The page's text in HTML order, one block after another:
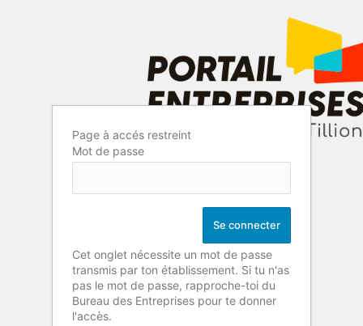
Page à accés restreint
Mot de passe
Cet onglet nécessite un mot de passe
transmis par ton établissement. Si tu n'as
pas le mot de passe, rapproche-toi du
Bureau des Entreprises pour te donner
l'accès.